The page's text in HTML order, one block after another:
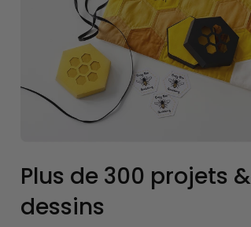
Plus de 300 projets &
dessins